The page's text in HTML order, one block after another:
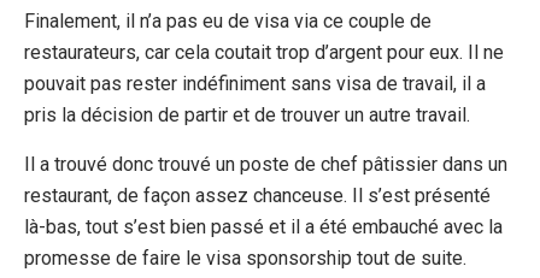
Finalement, il n’a pas eu de visa via ce couple de
restaurateurs, car cela coutait trop d’argent pour eux. Il ne
pouvait pas rester indéfiniment sans visa de travail, il a
pris la décision de partir et de trouver un autre travail.
Il a trouvé donc trouvé un poste de chef pâtissier dans un
restaurant, de façon assez chanceuse. Il s’est présenté
là-bas, tout s’est bien passé et il a été embauché avec la
promesse de faire le visa sponsorship tout de suite.